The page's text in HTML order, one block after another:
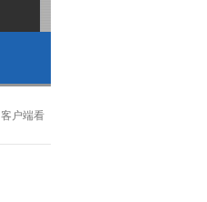
客户端看